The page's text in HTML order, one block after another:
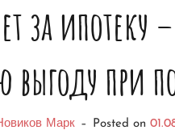
за ипотеку
при
Марк – Posted on